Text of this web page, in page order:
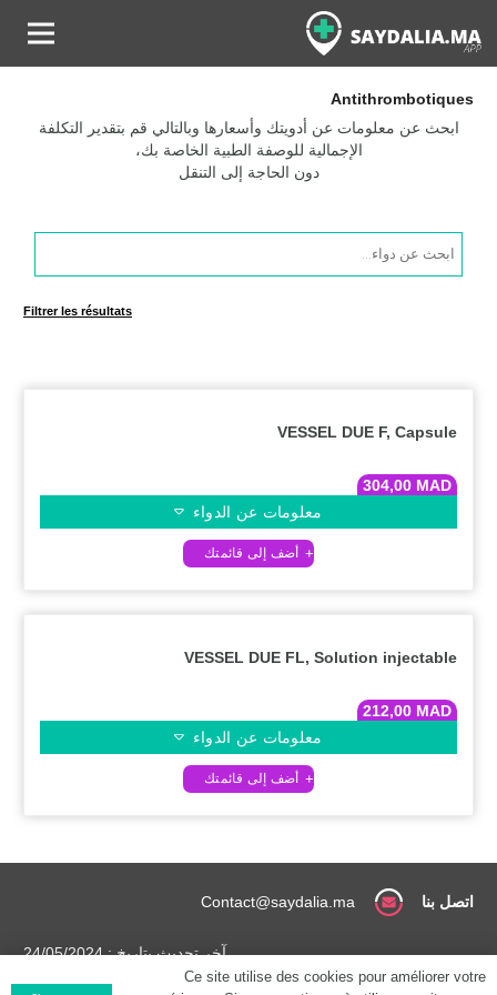
Antithrombotiques
ابحث عن معلومات عن أدويتك وأسعارها وبالتالي قم بتقدير التكلفة
الإجمالية للوصفة الطبية الخاصة بك،
دون الحاجة إلى التنقل
Products
search
Filtrer les résultats
VESSEL DUE F, Capsule
304,00 MAD
معلومات عن الدواء
VESSEL DUE FL, Solution injectable
212,00 MAD
معلومات عن الدواء
اتصل بنا Contact@saydalia.ma
آخر تحديث بتاريخ : 24/05/2024
Ce site utilise des cookies pour améliorer votre